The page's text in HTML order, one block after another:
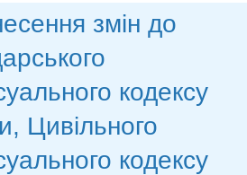
змін до
кодексу
Цивільного
кодексу